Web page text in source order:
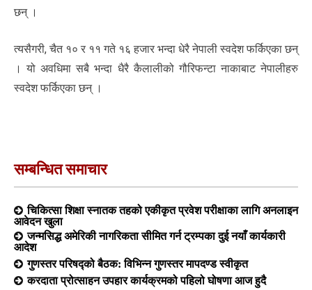
छन् ।
त्यसैगरी, चैत १० र ११ गते १६ हजार भन्दा धेरै नेपाली स्वदेश फर्किएका छन्
। यो अवधिमा सबै भन्दा धैरै कैलालीको गौरिफन्टा नाकाबाट नेपालीहरु
स्वदेश फर्किएका छन् ।
सम्बन्धित समाचार
चिकित्सा शिक्षा स्नातक तहको एकीकृत प्रवेश परीक्षाका लागि अनलाइन
आवेदन खुला
जन्मसिद्ध अमेरिकी नागरिकता सीमित गर्न ट्रम्पका दुई नयाँ कार्यकारी
आदेश
गुणस्तर परिषद्को बैठक: विभिन्न गुणस्तर मापदण्ड स्वीकृत
करदाता प्रोत्साहन उपहार कार्यक्रमको पहिलो घोषणा आज हुदै